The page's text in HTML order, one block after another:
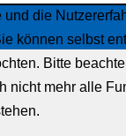
und die
können selbst
Bitte
nicht mehr alle